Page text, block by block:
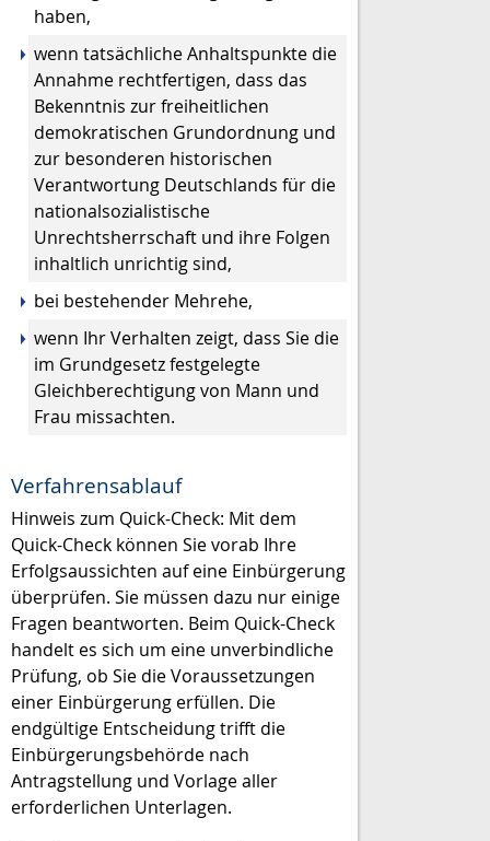
haben,
wenn tatsächliche Anhaltspunkte die
Annahme rechtfertigen, dass das
Bekenntnis zur freiheitlichen
demokratischen Grundordnung und
zur besonderen historischen
Verantwortung Deutschlands für die
nationalsozialistische
Unrechtsherrschaft und ihre Folgen
inhaltlich unrichtig sind,
bei bestehender Mehrehe,
wenn Ihr Verhalten zeigt, dass Sie die
im Grundgesetz festgelegte
Gleichberechtigung von Mann und
Frau missachten.
Verfahrensablauf
Hinweis zum Quick-Check: Mit dem
Quick-Check können Sie vorab Ihre
Erfolgsaussichten auf eine Einbürgerung
überprüfen. Sie müssen dazu nur einige
Fragen beantworten. Beim Quick-Check
handelt es sich um eine unverbindliche
Prüfung, ob Sie die Voraussetzungen
einer Einbürgerung erfüllen. Die
endgültige Entscheidung trifft die
Einbürgerungsbehörde nach
Antragstellung und Vorlage aller
erforderlichen Unterlagen.